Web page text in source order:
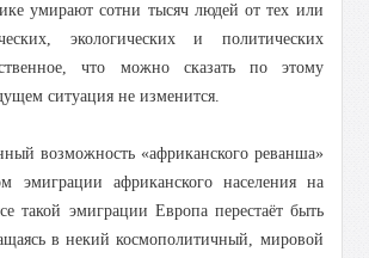
умирают сотни тысяч людей от тех или
экологических и политических
что можно сказать по этому
ситуация не изменится.
возможность «африканского реванша»
эмиграции африканского населения на
такой эмиграции Европа перестаёт быть
в некий космополитичный, мировой